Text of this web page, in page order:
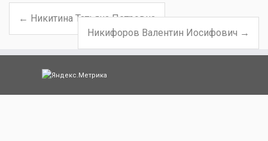
Навигация по записям
← Никитина Татьяна Петровна
Никифоров Валентин Иосифович →